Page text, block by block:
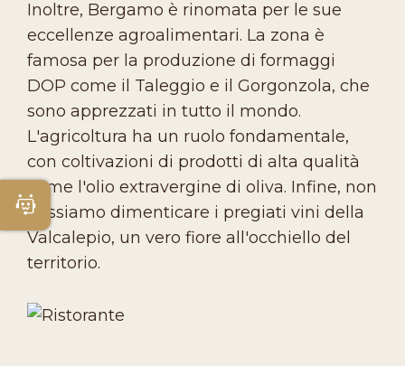
Inoltre, Bergamo è rinomata per le sue
eccellenze agroalimentari. La zona è
famosa per la produzione di formaggi
DOP come il Taleggio e il Gorgonzola, che
sono apprezzati in tutto il mondo.
L'agricoltura ha un ruolo fondamentale,
con coltivazioni di prodotti di alta qualità
come l'olio extravergine di oliva. Infine, non
possiamo dimenticare i pregiati vini della
Valcalepio, un vero fiore all'occhiello del
territorio.
Apri Chatbot